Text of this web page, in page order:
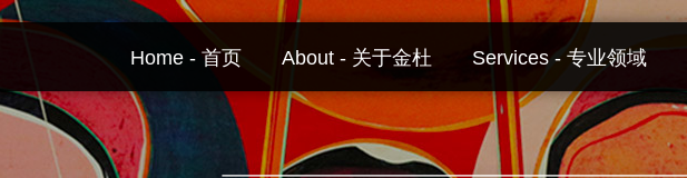
Skip
Home - 首页 About - 关于金杜 Services - 专业领域